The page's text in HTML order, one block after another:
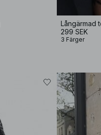
Långärmad
299 SEK
3 Färger